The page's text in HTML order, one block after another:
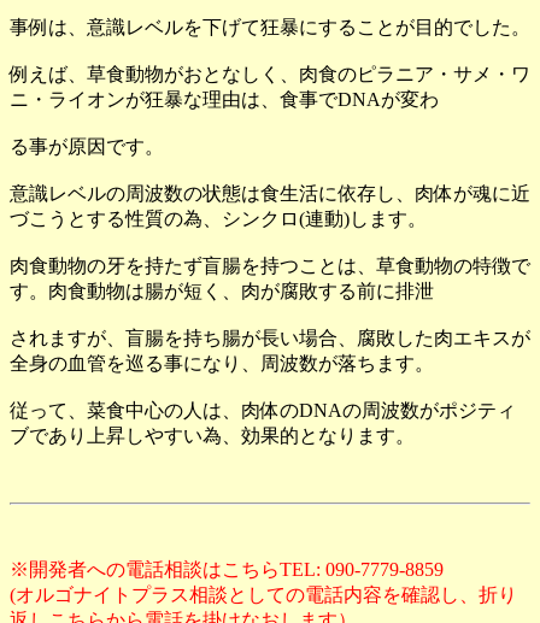
事例は、意識レベルを下げて狂暴にすることが目的でした。
例えば、草食動物がおとなしく、肉食のピラニア・サメ・ワ
ニ・ライオンが狂暴な理由は、食事でDNAが変わ
る事が原因です。
意識レベルの周波数の状態は食生活に依存し、肉体が魂に近
づこうとする性質の為、シンクロ(連動)します。
肉食動物の牙を持たず盲腸を持つことは、草食動物の特徴で
す。肉食動物は腸が短く、肉が腐敗する前に排泄
されますが、盲腸を持ち腸が長い場合、腐敗した肉エキスが
全身の血管を巡る事になり、周波数が落ちます。
従って、菜食中心の人は、肉体のDNAの周波数がポジティ
ブであり上昇しやすい為、効果的となります。
※開発者への電話相談はこちらTEL: 090-7779-8859
(オルゴナイトプラス相談としての電話内容を確認し、折り